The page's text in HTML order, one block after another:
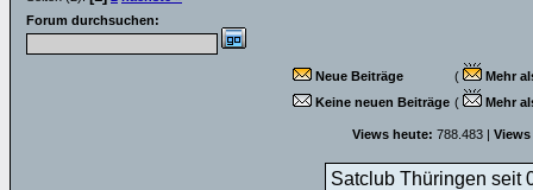
Forum durchsuchen:
Neue Beiträge (
Mehr
Keine neuen Beiträge ( Mehr
Views heute: 788.483 |
Satclub Thüringen seit